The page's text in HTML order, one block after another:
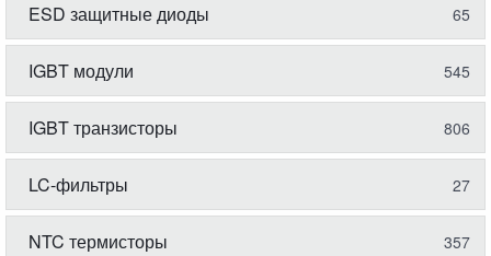
ESD защитные диоды 65
IGBT модули 545
IGBT транзисторы 806
LC-фильтры 27
NTC термисторы 357